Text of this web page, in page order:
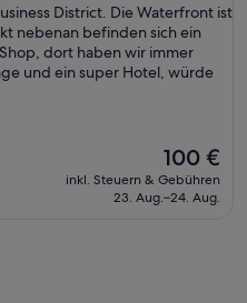
District. Die Waterfront ist
nebenan befinden sich ein
dort haben wir immer
und ein super Hotel, würde
Der
Preis
beträgt
100 €
inkl. Steuern & Gebühren
23. Aug.–24. Aug.